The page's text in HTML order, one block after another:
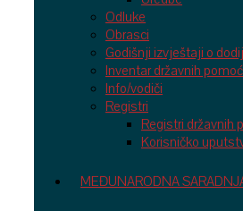
Odluke
Obrasci
Godišnji izvještaji o
Inventar državnih
Info/vodiči
Registri
Registri državnih
Korisničko
MEĐUNARODNA